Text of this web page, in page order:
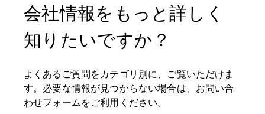
会社情報をもっと詳しく
知りたいですか？
よくあるご質問をカテゴリ別に、ご覧いただけま
す。必要な情報が見つからない場合は、お問い合
わせフォームをご利用ください。